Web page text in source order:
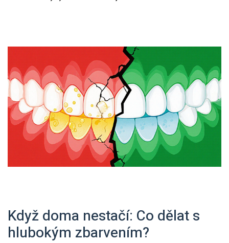
Když doma nestačí: Co dělat s
hlubokým zbarvením?